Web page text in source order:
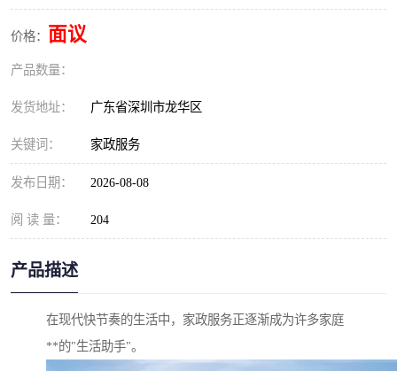
价格： 面议
产品数量：
发货地址： 广东省深圳市龙华区
关键词： 家政服务
发布日期： 2026-08-08
阅 读 量： 204
产品描述
在现代快节奏的生活中，家政服务正逐渐成为许多家庭
**的"生活助手"。